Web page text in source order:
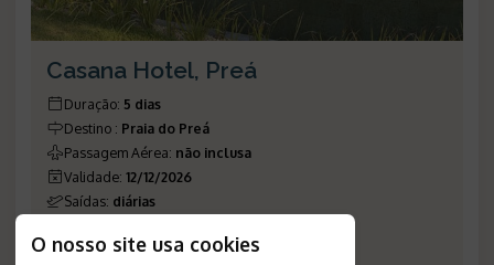
O nosso site usa cookies
Casana Hotel, Preá
Duração: 5 dias
Destino : Praia do Preá
Passagem Aérea: não inclusa
Validade: 12/12/2026
Saídas: diárias
Número de Referência:1953